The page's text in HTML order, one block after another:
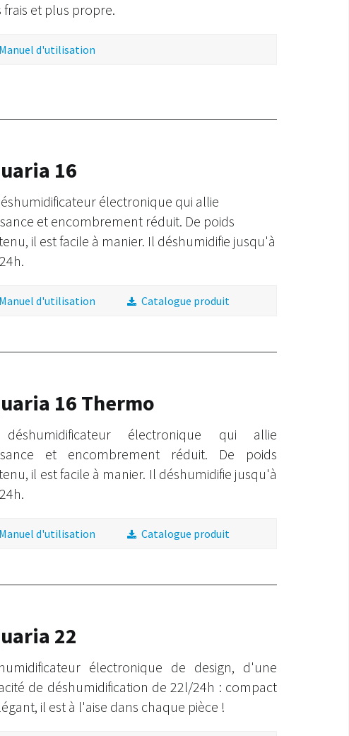
frais et plus propre.
Manuel d'utilisation
16
électronique qui allie
et encombrement réduit. De poids
il est facile à manier. Il déshumidifie jusqu'à
Manuel d'utilisation Catalogue produit
16 Thermo
électronique qui allie
et encombrement réduit. De poids
il est facile à manier. Il déshumidifie jusqu'à
Manuel d'utilisation Catalogue produit
22
électronique de design, d'une
de déshumidification de 22l/24h : compact
il est à l'aise dans chaque pièce !